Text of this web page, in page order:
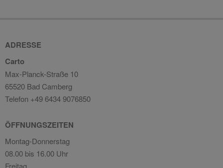
ADRESSE
Carto
Max-Planck-Straße 10
65520 Bad Camberg
Telefon +49 6434 9076850
ÖFFNUNGSZEITEN
Montag-Donnerstag
08.00 bis 16.00 Uhr